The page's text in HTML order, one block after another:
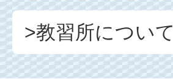
>教習所について